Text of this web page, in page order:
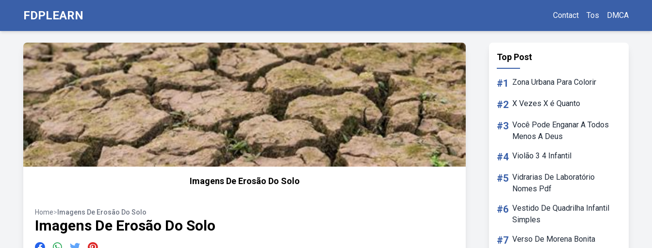
FDPLEARN Contact Tos DMCA
Imagens De Erosão Do Solo
Home> Imagens De Erosão Do Solo
Imagens De Erosão Do Solo
Top Post
#1 Zona Urbana Para Colorir
#2 X Vezes X é Quanto
#3 Você Pode Enganar A Todos
Menos A Deus
#4 Violão 3 4 Infantil
#5 Vidrarias De Laboratório
Nomes Pdf
#6 Vestido De Quadrilha Infantil
Simples
#7 Verso De Morena Bonita